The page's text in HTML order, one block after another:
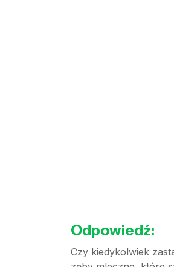
Odpowiedź:
Czy kiedykolwiek